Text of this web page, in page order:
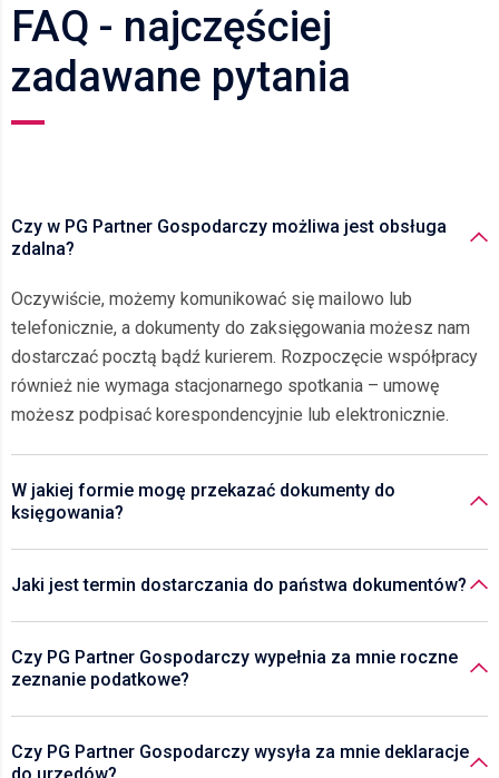
FAQ - najczęściej
zadawane pytania
Czy w PG Partner Gospodarczy możliwa jest obsługa
zdalna?
Oczywiście, możemy komunikować się mailowo lub
telefonicznie, a dokumenty do zaksięgowania możesz nam
dostarczać pocztą bądź kurierem. Rozpoczęcie współpracy
również nie wymaga stacjonarnego spotkania – umowę
możesz podpisać korespondencyjnie lub elektronicznie.
W jakiej formie mogę przekazać dokumenty do
księgowania?
Jaki jest termin dostarczania do państwa dokumentów?
Czy PG Partner Gospodarczy wypełnia za mnie roczne
zeznanie podatkowe?
Czy PG Partner Gospodarczy wysyła za mnie deklaracje
do urzędów?